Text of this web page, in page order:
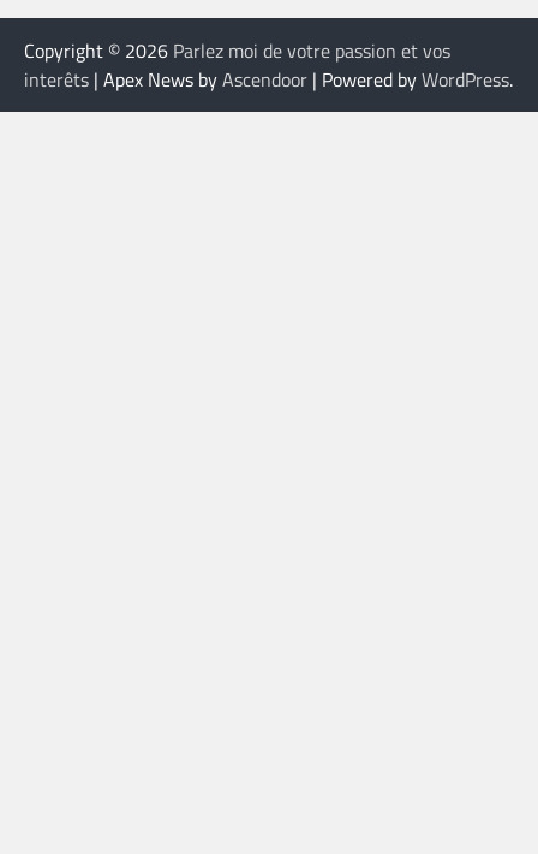
Copyright © 2026 Parlez moi de votre passion et vos
interêts | Apex News byAscendoor | Powered byWordPress.